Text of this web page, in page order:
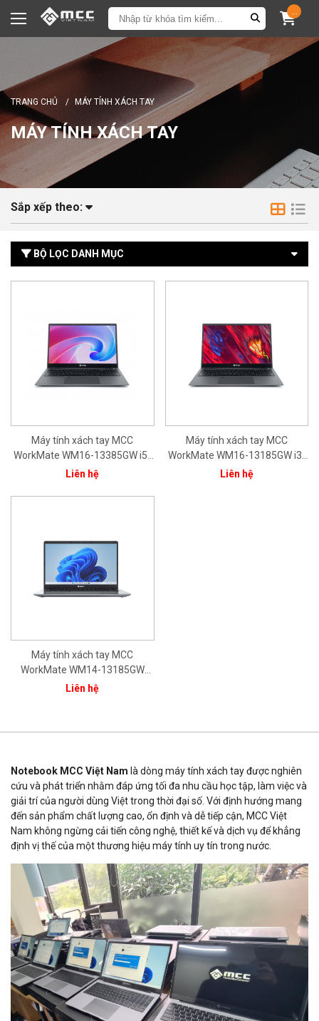
...
TRANG CHỦ / MÁY TÍNH XÁCH TAY
MÁY TÍNH XÁCH TAY
Sắp xếp theo:
BỘ LỌC DANH MỤC
Máy tính xách tay MCC
WorkMate WM16-13385GW i5-
1335U/ 8GB/ 512GB/ 15.6'FHD/
Win11/ 1Yr
Liên hệ
Máy tính xách tay MCC
WorkMate WM16-13185GW i3-
1315U/8GB/512GB/15.6''FHD/In
Liên hệ
Máy tính xách tay MCC
WorkMate WM14-13185GW
CPU Core i3-1315U/ 8GB/
Liên hệ
Notebook MCC Việt Nam là dòng máy tính xách tay được nghiên
cứu và phát triển nhằm đáp ứng tối đa nhu cầu học tập, làm việc và
giải trí của người dùng Việt trong thời đại số. Với định hướng mang
đến sản phẩm chất lượng cao, ổn định và dễ tiếp cận, MCC Việt
Nam không ngừng cải tiến công nghệ, thiết kế và dịch vụ để khẳng
định vị thế của một thương hiệu máy tính uy tín trong nước.